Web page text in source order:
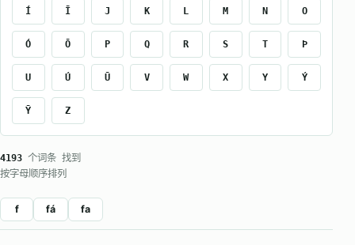
Í Ī J K L M N O
Ó Ō P Q R S T Þ
U Ú Ū V W X Y Ý
Ȳ Z
4193 个词条 找到
按字母顺序排列
f fá fa